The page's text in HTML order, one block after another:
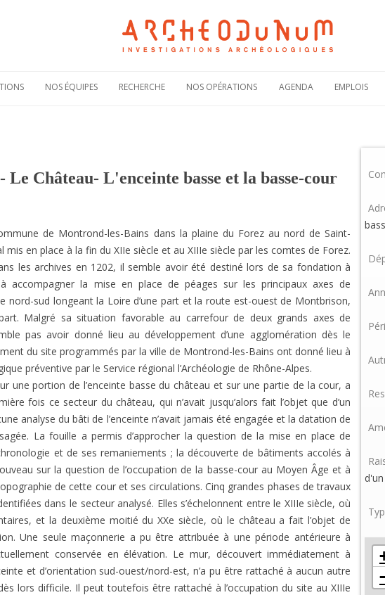
au
NOS ÉQUIPES RECHERCHE
Notre
NOS OPÉRATIONS
Actualités de nos
opérations
AGENDA EMPLOIS
Demande
Château- L'enceinte basse et la basse-cour
de Montrond-les-Bains dans la plaine du Forez au nord de Saint-
en place à la fin du XIIe siècle et au XIIIe siècle par les comtes de Forez.
les archives en 1202, il semble avoir été destiné lors de sa fondation à
la mise en place de péages sur les principaux axes de
nord-sud longeant la Loire d’une part et la route est-ouest de Montbrison,
Malgré sa situation favorable au carrefour de deux grands axes de
pas avoir donné lieu au développement d’une agglomération dès le
du site programmés par la ville de Montrond-les-Bains ont donné lieu à
préventive par le Service régional l’Archéologie de Rhône-Alpes.
une portion de l’enceinte basse du château et sur une partie de la cour, a
fois ce secteur du château, qui n’avait jusqu’alors fait l’objet que d’un
analyse du bâti de l’enceinte n’avait jamais été engagée et la datation de
La fouille a permis d’approcher la question de la mise en place de
et de ses remaniements ; la découverte de bâtiments accolés à
sur la question de l’occupation de la basse-cour au Moyen Âge et à
de cette cour et ses circulations. Cinq grandes phases de travaux
dans le secteur analysé. Elles s’échelonnent entre le XIIIe siècle, où
et la deuxième moitié du XXe siècle, où le château a fait l’objet de
Une seule maçonnerie a pu être attribuée à une période antérieure à
conservée en élévation. Le mur, découvert immédiatement à
et d’orientation sud-ouest/nord-est, n’a pu être rattaché à aucun autre
lors difficile. Il peut toutefois être rattaché à l’occupation du site au XIIIe